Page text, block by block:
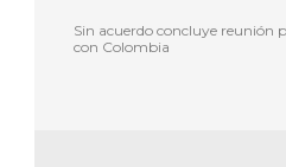
Sin acuerdo concluye reunión
con Colombia